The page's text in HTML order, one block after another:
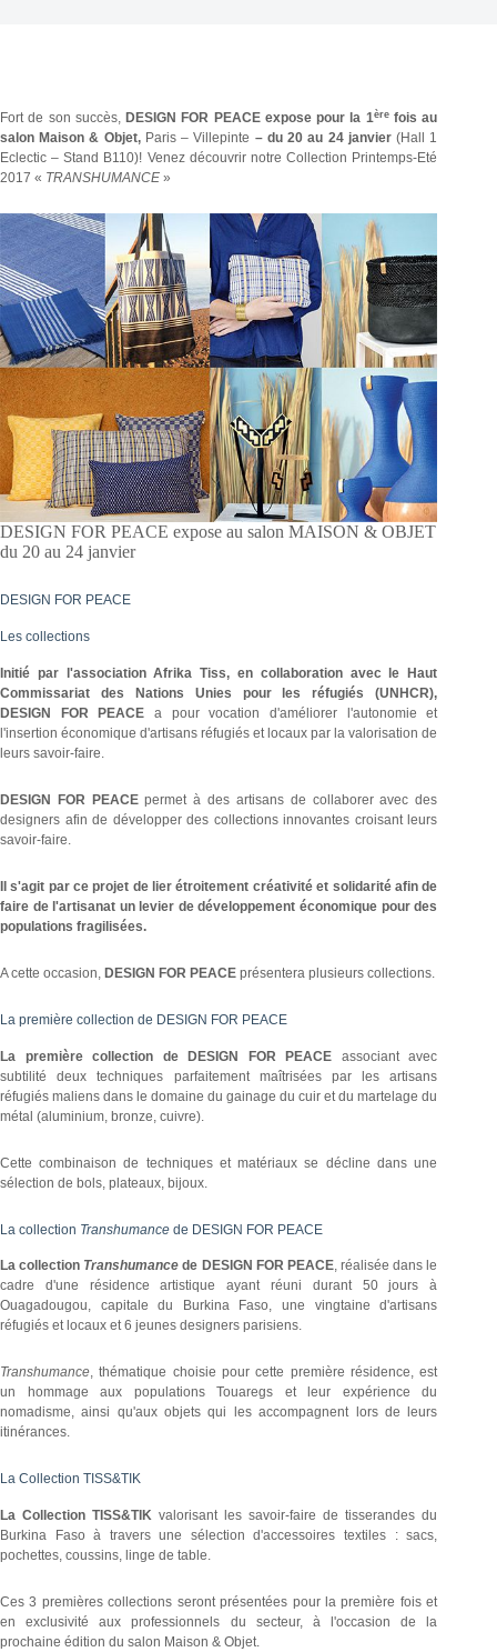
Fort de son succès, DESIGN FOR PEACE expose pour la 1èrefois au
salon Maison & Objet, Paris – Villepinte – du 20 au 24 janvier(Hall 1
Eclectic – Stand B110)! Venez découvrir notre Collection Printemps-Eté
2017 « TRANSHUMANCE »
DESIGN FOR PEACE expose au salon MAISON & OBJET
du 20 au 24 janvier
DESIGN FOR PEACE
Les collections
Initié par l'association Afrika Tiss, en collaboration avec le Haut
Commissariat des Nations Unies pour les réfugiés (UNHCR),
DESIGN FOR PEACE a pour vocation d'améliorer l'autonomie et
l'insertion économique d'artisans réfugiés et locaux par la valorisation de
leurs savoir-faire.
DESIGN FOR PEACEpermet à des artisans de collaborer avec des
designers afin de développer des collections innovantes croisant leurs
savoir-faire.
Il s'agit par ce projet de lier étroitement créativité et solidarité afin de
faire de l'artisanat un levier de développement économique pour des
populations fragilisées.
A cette occasion, DESIGN FOR PEACE présentera plusieurs collections.
La première collection de DESIGN FOR PEACE
La première collection de DESIGN FOR PEACE associant avec
subtilité deux techniques parfaitement maîtrisées par les artisans
réfugiés maliens dans le domaine du gainage du cuir et du martelage du
métal (aluminium, bronze, cuivre).
Cette combinaison de techniques et matériaux se décline dans une
sélection de bols, plateaux, bijoux.
La collection Transhumance de DESIGN FOR PEACE
La collection Transhumance de DESIGN FOR PEACE, réalisée dans le
cadre d'une résidence artistique ayant réuni durant 50 jours à
Ouagadougou, capitale du Burkina Faso, une vingtaine d'artisans
réfugiés et locaux et 6 jeunes designers parisiens.
Transhumance, thématique choisie pour cette première résidence, est
un hommage aux populations Touaregs et leur expérience du
nomadisme, ainsi qu'aux objets qui les accompagnent lors de leurs
itinérances.
La Collection TISS&TIK
La Collection TISS&TIKvalorisant les savoir-faire de tisserandes du
Burkina Faso à travers une sélection d'accessoires textiles : sacs,
pochettes, coussins, linge de table.
Ces 3 premières collections seront présentées pour la première fois et
en exclusivité aux professionnels du secteur, à l'occasion de la
prochaine édition du salon Maison & Objet.